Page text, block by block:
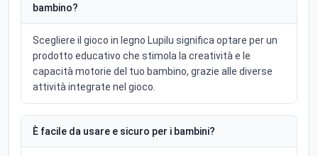
bambino?
Scegliere il gioco in legno Lupilu significa optare per un
prodotto educativo che stimola la creatività e le
capacità motorie del tuo bambino, grazie alle diverse
attività integrate nel gioco.
È facile da usare e sicuro per i bambini?